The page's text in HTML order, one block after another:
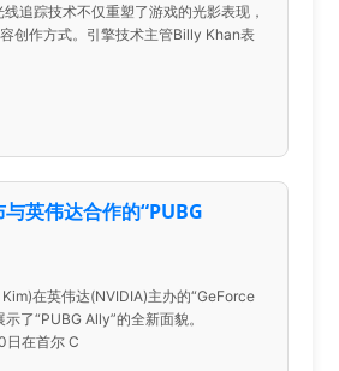
追踪技术不仅重塑了游戏的光影表现，
创作方式。引擎技术主管Billy Khan表
英伟达合作的“PUBG
在英伟达(NVIDIA)主办的“GeForce
了“PUBG Ally”的全新面貌。
日在首尔 C